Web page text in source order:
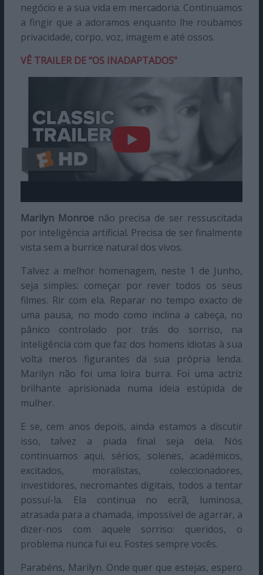
negócio e a sua vida em mercadoria. Continuamos
a fingir que a adoramos enquanto lhe roubamos
privacidade, corpo, voz, imagem e até ossos.
VÊ TRAILER DE “OS INADAPTADOS”
Marilyn Monroenão precisa de ser ressuscitada
por inteligência artificial. Precisa de ser finalmente
vista sem a burrice natural dos vivos.
Talvez a melhor homenagem, neste 1 de Junho,
seja simples: começar por rever todos os seus
filmes. Rir com ela. Reparar no tempo exacto de
uma pausa, no modo como inclina a cabeça, no
pânico controlado por trás do sorriso, na
inteligência com que faz dos homens idiotas à sua
volta meros figurantes da sua própria lenda.
Marilyn não foi uma loira burra. Foi uma actriz
brilhante aprisionada numa ideia estúpida de
mulher.
E se, cem anos depois, ainda estamos a discutir
isso, talvez a piada final seja dela. Nós
continuamos aqui, sérios, solenes, académicos,
excitados, moralistas, coleccionadores,
investidores, necromantes digitais, todos a tentar
possuí-la. Ela continua no ecrã, luminosa,
atrasada para a chamada, impossível de agarrar, a
dizer-nos com aquele sorriso: queridos, o
problema nunca fui eu. Fostes sempre vocês.
Parabéns, Marilyn. Onde quer que estejas, espero